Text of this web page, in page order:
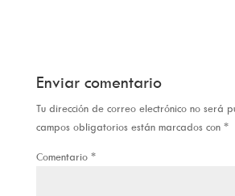
Enviar comentario
Tu dirección de correo electrónico no será
campos obligatorios están marcados con *
Comentario *